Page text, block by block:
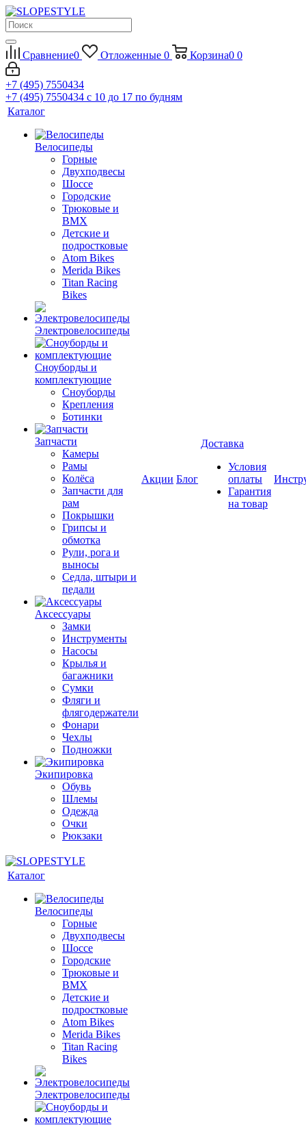
Сравнение0 Отложенные 0 Корзина0 0
+7 (495) 7550434
+7 (495) 7550434 с 10 до 17 по будням
Каталог
Велосипеды
Горные
Двухподвесы
Шоссе
Городские
Трюковые и
BMX
Детские и
подростковые
Atom Bikes
Merida Bikes
Titan Racing
Bikes
Электровелосипеды
Cноуборды и
комплектующие
Сноуборды
Крепления
Ботинки
Запчасти
Камеры
Рамы
Колёса
Запчасти для
рам
Покрышки
Грипсы и
обмотка
Рули, рога и
выносы
Седла, штыри и
педали
Аксессуары
Замки
Инструменты
Насосы
Крылья и
багажники
Сумки
Фляги и
флягодержатели
Фонари
Чехлы
Подножки
Экипировка
Обувь
Шлемы
Одежда
Очки
Рюкзаки
Акции Блог
Доставка
Условия
оплаты
Гарантия
на товар
Каталог
Велосипеды
Горные
Двухподвесы
Шоссе
Городские
Трюковые и
BMX
Детские и
подростковые
Atom Bikes
Merida Bikes
Titan Racing
Bikes
Электровелосипеды